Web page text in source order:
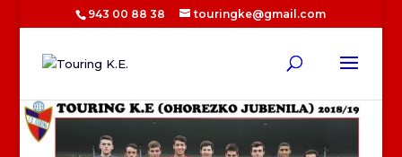
943 00 88 38 touringke@gmail.com